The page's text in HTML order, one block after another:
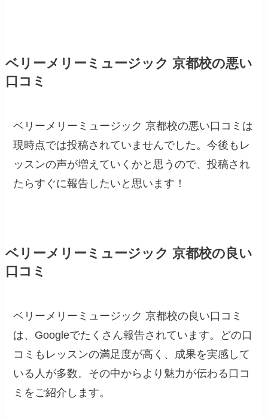
ベリーメリーミュージック 京都校の悪い
口コミ
ベリーメリーミュージック 京都校の悪い口コミは
現時点では投稿されていませんでした。今後もレ
ッスンの声が増えていくかと思うので、投稿され
たらすぐに報告したいと思います！
ベリーメリーミュージック 京都校の良い
口コミ
ベリーメリーミュージック 京都校の良い口コミ
は、Googleでたくさん報告されています。どの口
コミもレッスンの満足度が高く、成果を実感して
いる人が多数。その中からより魅力が伝わる口コ
ミをご紹介します。